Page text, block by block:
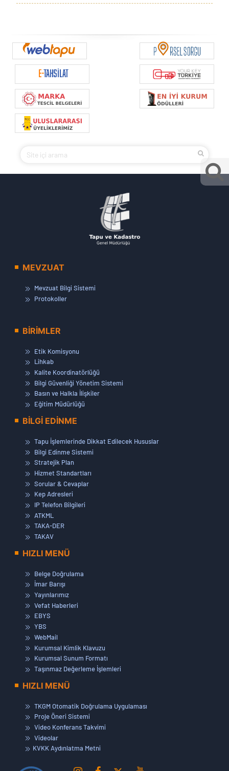
MEVZUAT
Mevzuat Bilgi Sistemi
Protokoller
BİRİMLER
Etik Komisyonu
Lihkab
Kalite Koordinatörlüğü
Bilgi Güvenliği Yönetim Sistemi
Basın ve Halkla İlişkiler
Eğitim Müdürlüğü
BİLGİ EDİNME
Tapu İşlemlerinde Dikkat Edilecek Hususlar
Bilgi Edinme Sistemi
Stratejik Plan
Hizmet Standartları
Sorular & Cevaplar
Kep Adresleri
IP Telefon Bilgileri
ATKML
TAKA-DER
TAKAV
HIZLI MENÜ
Belge Doğrulama
İmar Barışı
Yayınlarımız
Vefat Haberleri
EBYS
YBS
WebMail
Kurumsal Kimlik Klavuzu
Kurumsal Sunum Formatı
Taşınmaz Değerleme İşlemleri
HIZLI MENÜ
TKGM Otomatik Doğrulama Uygulaması
Proje Öneri Sistemi
Video Konferans Takvimi
Videolar
KVKK Aydınlatma Metni